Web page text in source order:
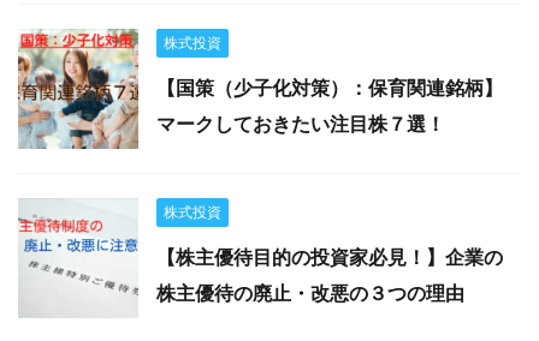
株式投資
【国策（少子化対策）：保育関連銘柄】
マークしておきたい注目株７選！
株式投資
【株主優待目的の投資家必見！】企業の
株主優待の廃止・改悪の３つの理由